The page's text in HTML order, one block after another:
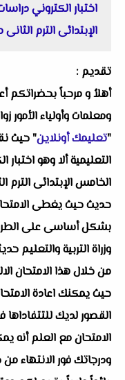
اختبار الكتروني
الإبتدائى الترم
تقديم :
أهلاُ و مرحباً بحضراتكم
ومعلمات وأولياء الأمور
"تعليمك أونلاين" حيث
التعليمية ألا وهو
الخامس الإبتدائى الترم
حديث حيث يغطى
بشكل أساسى على
وزراة التربية والتعليم
من خلال هذا الامتحان
حيث يمكنك اعادة
القصور لديك للتتفاداها
الامتحان مع العلم أنه
ودرجاتك فور الانتهاء